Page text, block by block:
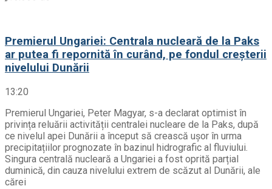
Premierul Ungariei: Centrala nucleară de la Paks
ar putea fi repornită în curând, pe fondul creșterii
nivelului Dunării
13:20
Premierul Ungariei, Peter Magyar, s-a declarat optimist în
privința reluării activității centralei nucleare de la Paks, după
ce nivelul apei Dunării a început să crească ușor în urma
precipitațiilor prognozate în bazinul hidrografic al fluviului.
Singura centrală nucleară a Ungariei a fost oprită parțial
duminică, din cauza nivelului extrem de scăzut al Dunării, ale
cărei